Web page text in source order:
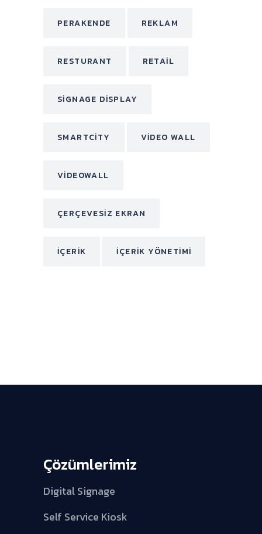
PERAKENDE REKLAM
RESTURANT RETAIL
SIGNAGE DISPLAY
SMARTCITY VIDEO WALL
VIDEOWALL
ÇERÇEVESIZ EKRAN
İÇERIK İÇERIK YÖNETIMI
Çözümlerimiz
Digital Signage
Self Service Kiosk